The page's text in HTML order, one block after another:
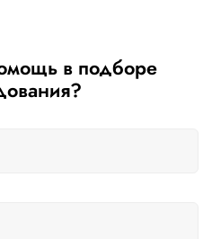
в подборе